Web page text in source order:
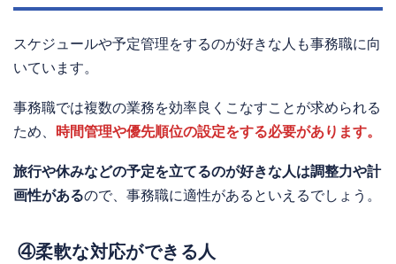
スケジュールや予定管理をするのが好きな人も事務職に向
いています。
事務職では複数の業務を効率良くこなすことが求められる
ため、 時間管理や優先順位の設定をする必要があります。
旅行や休みなどの予定を立てるのが好きな人は調整力や計
画性があるので、事務職に適性があるといえるでしょう。
④柔軟な対応ができる人